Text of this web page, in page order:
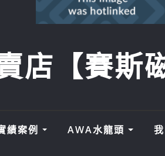
店【賽斯
績案例 AWA水龍頭